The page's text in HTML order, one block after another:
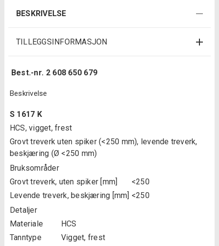
BESKRIVELSE
TILLEGGSINFORMASJON
Best.-nr. 2 608 650 679
Beskrivelse
S 1617 K
HCS, vigget, frest
Grovt treverk uten spiker (<250 mm), levende treverk,
beskjæring (Ø <250 mm)
Bruksområder
Grovt treverk, uten spiker [mm]
<250
Levende treverk, beskjæring [mm] <250
Detaljer
Materiale
HCS
Tanntype
Vigget, frest